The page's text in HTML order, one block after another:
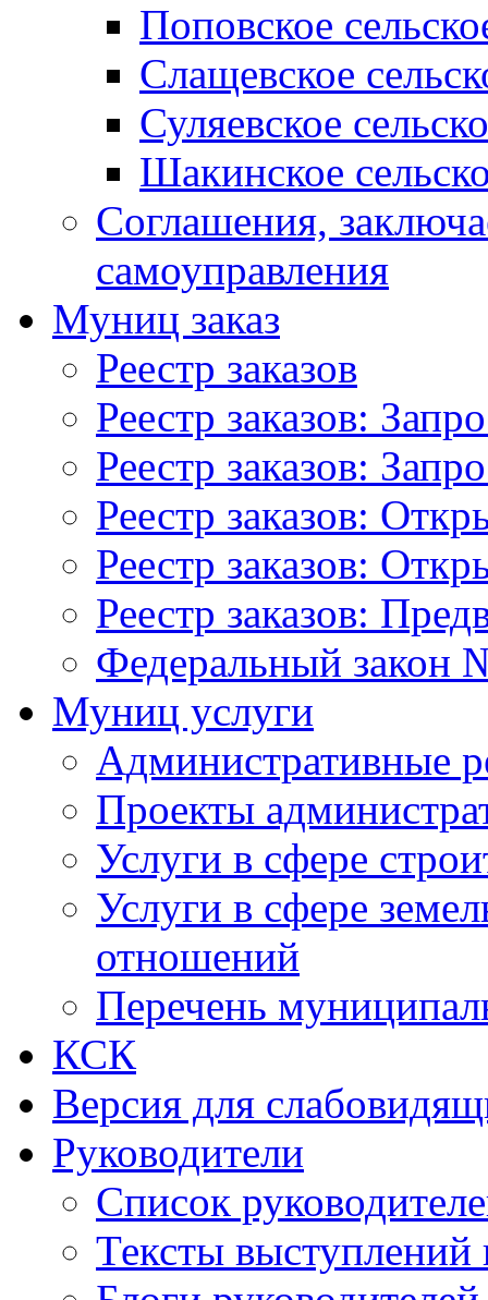
Поповское
Слащевское
Суляевское
Шакинское
Соглашения,
самоуправления
Муниц заказ
Реестр заказов
Реестр заказов:
Реестр заказов:
Реестр заказов:
Реестр заказов:
Реестр заказов:
Федеральный закон
Муниц услуги
Административные
Проекты
Услуги в сфере
Услуги в сфере
отношений
Перечень
КСК
Версия для
Руководители
Список
Тексты выступлений